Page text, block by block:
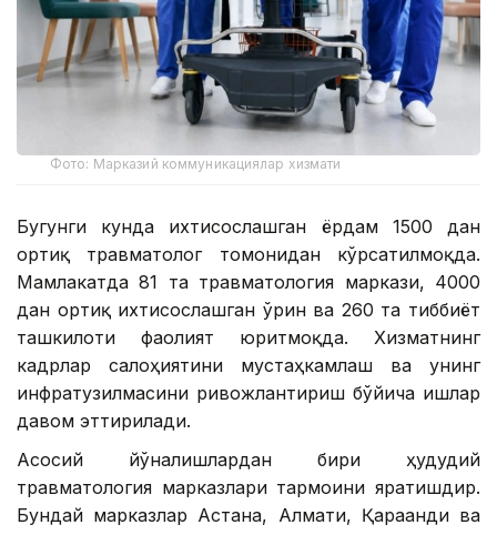
Фото: Марказий коммуникациялар хизмати
Бугунги кунда ихтисослашган ёрдам 1500 дан
ортиқ травматолог томонидан кўрсатилмоқда.
Мамлакатда 81 та травматология маркази, 4000
дан ортиқ ихтисослашган ўрин ва 260 та тиббиёт
ташкилоти фаолият юритмоқда. Хизматнинг
кадрлар салоҳиятини мустаҳкамлаш ва унинг
инфратузилмасини ривожлантириш бўйича ишлар
давом эттирилади.
Асосий йўналишлардан бири ҳудудий
травматология марказлари тармоғини яратишдир.
Бундай марказлар Астана, Алмати, Қарағанди ва